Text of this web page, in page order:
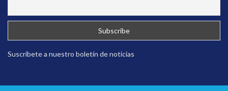
Suscríbete a nuestro boletín de noticias